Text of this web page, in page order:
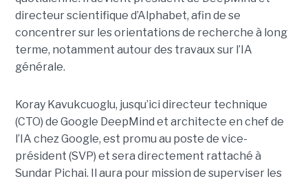
directeur scientifique d’Alphabet, afin de se
concentrer sur les orientations de recherche à long
terme, notamment autour des travaux sur l’IA
générale.
Koray Kavukcuoglu, jusqu’ici directeur technique
(CTO) de Google DeepMind et architecte en chef de
l’IA chez Google, est promu au poste de vice-
président (SVP) et sera directement rattaché à
Sundar Pichai. Il aura pour mission de superviser les